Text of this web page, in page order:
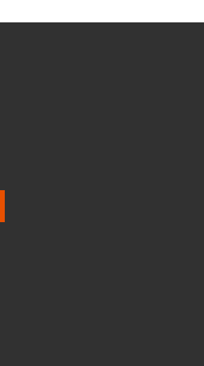
Straight mute) gekauft.